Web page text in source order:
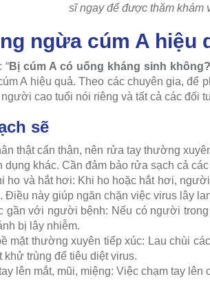
sĩ ngay để được thăm khám
ngừa cúm A hiệu
“Bị cúm A có uống kháng sinh không?
A hiệu quả. Theo các chuyên gia, để
cao tuổi nói riêng và tất cả các đối
sẽ
thật cẩn thận, nên rửa tay thường
dụng khác. Cần đảm bảo rửa sạch cả
ho và hắt hơi: Khi ho hoặc hắt hơi,
Điều này giúp ngăn chặn việc virus lây
gần với người bệnh: Nếu có người
bị lây nhiễm.
mặt thường xuyên tiếp xúc: Lau chùi
khử trùng để tiêu diệt virus.
lên mắt, mũi, miệng: Việc chạm tay